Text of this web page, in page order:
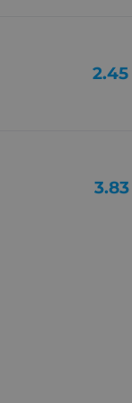
2.45
3.83